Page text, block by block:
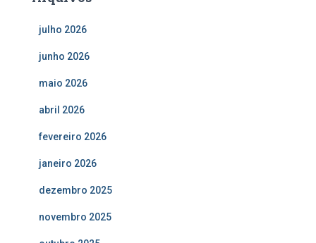
julho 2026
junho 2026
maio 2026
abril 2026
fevereiro 2026
janeiro 2026
dezembro 2025
novembro 2025